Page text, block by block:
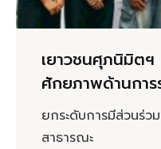
เยาวชนศุภนิมิตฯ
ศักยภาพด้านกา
ยกระดับการมีส่วนร่ว
สาธารณะ